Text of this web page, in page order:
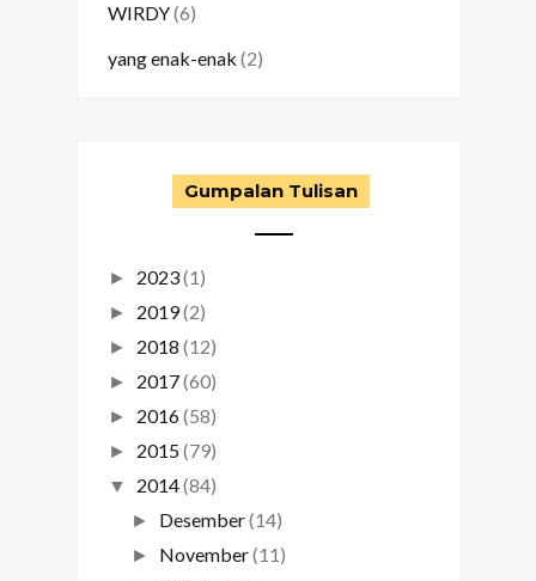
WIRDY(6)
yang enak-enak (2)
Gumpalan Tulisan
► 2023(1)
► 2019(2)
► 2018 (12)
► 2017(60)
► 2016(58)
► 2015(79)
▼ 2014(84)
► Desember(14)
► November(11)